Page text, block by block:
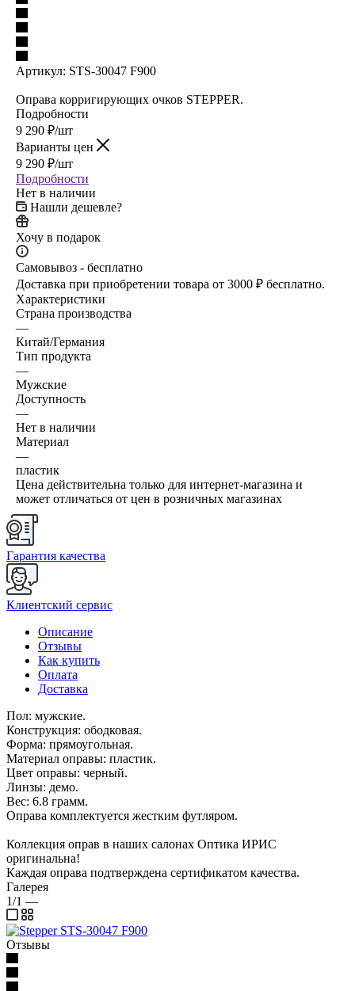
Артикул: STS-30047 F900
Оправа корригирующих очков STEPPER.
Подробности
9 290 ₽/шт
Варианты цен
9 290 ₽/шт
Подробности
Нет в наличии
Нашли дешевле?
Хочу в подарок
Самовывоз - бесплатно
Доставка при приобретении товара от 3000 ₽ бесплатно.
Характеристики
Страна производства
—
Китай/Германия
Тип продукта
—
Мужские
Доступность
—
Нет в наличии
Материал
—
пластик
Цена действительна только для интернет-магазина и
может отличаться от цен в розничных магазинах
Гарантия качества
Клиентский сервис
Описание
Отзывы
Как купить
Оплата
Доставка
Пол: мужские.
Конструкция: ободковая.
Форма: прямоугольная.
Материал оправы: пластик.
Цвет оправы: черный.
Линзы: демо.
Вес: 6.8 грамм.
Оправа комплектуется жестким футляром.
Коллекция оправ в наших салонах Оптика ИРИС
оригинальна!
Каждая оправа подтверждена сертификатом качества.
Галерея
1/1 —
Отзывы